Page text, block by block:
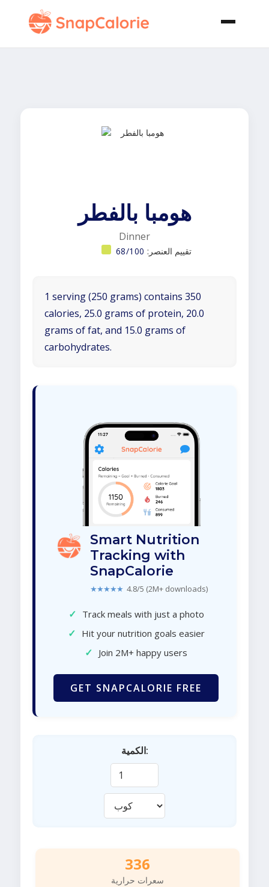
هومبا بالفطر
Dinner
تقييم العنصر: 68/100
1 serving (250 grams) contains 350
calories, 25.0 grams of protein, 20.0
grams of fat, and 15.0 grams of
carbohydrates.
Smart Nutrition
Tracking with
SnapCalorie
★★★★★ 4.8/5 (2M+ downloads)
✓ Track meals with just a photo
✓ Hit your nutrition goals easier
✓ Join 2M+ happy users
GET SNAPCALORIE FREE
الكمية:
336
سعرات حرارية